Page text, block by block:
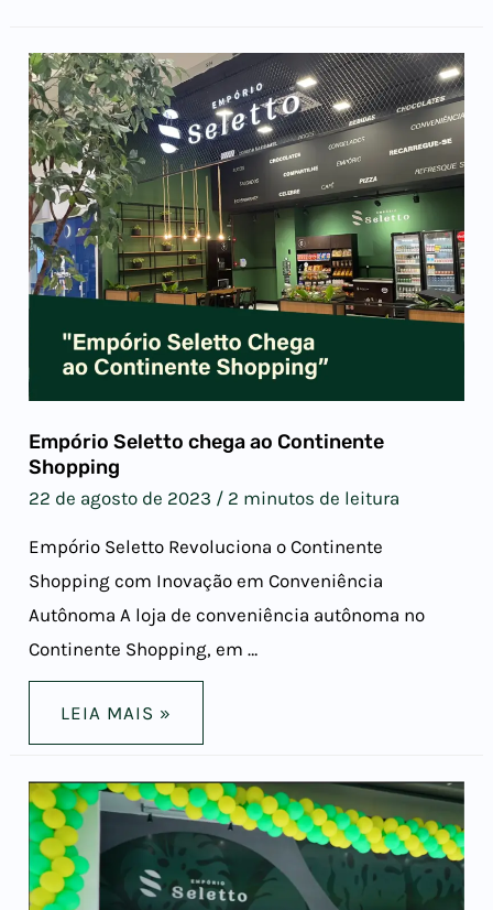
Empório Seletto chega ao Continente
Shopping
22 de agosto de 2023 / 2 minutos de leitura
Empório Seletto Revoluciona o Continente
Shopping com Inovação em Conveniência
Autônoma A loja de conveniência autônoma no
Continente Shopping, em …
LEIA MAIS »